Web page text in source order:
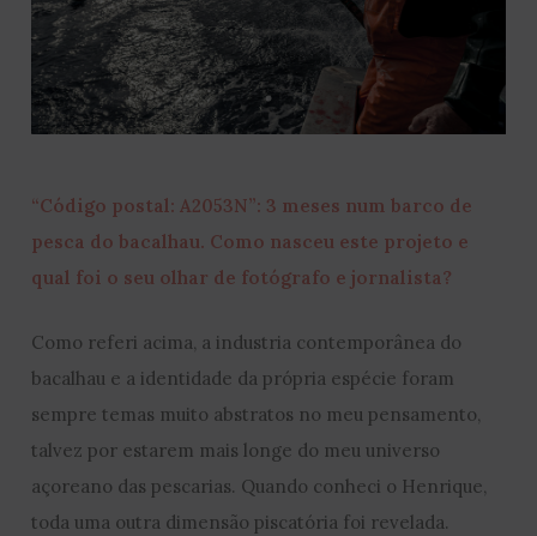
“Código postal: A2053N”: 3 meses num barco de
pesca do bacalhau. Como nasceu este projeto e
qual foi o seu olhar de fotógrafo e jornalista?
Como referi acima, a industria contemporânea do
bacalhau e a identidade da própria espécie foram
sempre temas muito abstratos no meu pensamento,
talvez por estarem mais longe do meu universo
açoreano das pescarias. Quando conheci o Henrique,
toda uma outra dimensão piscatória foi revelada.